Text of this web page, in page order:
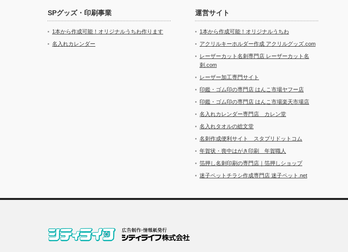
SPグッズ・印刷事業
1本から作成可能！オリジナルうちわ作ります
名入れカレンダー
運営サイト
1本から作成可能！オリジナルうちわ
アクリルキーホルダー作成 アクリルグッズ.com
レーザーカット名刺専門店 レーザーカット名
刺.com
レーザー加工専門サイト
印鑑・ゴム印の専門店 はんこ市場ヤフー店
印鑑・ゴム印の専門店 はんこ市場楽天市場店
名入れカレンダー専門店 カレン堂
名入れタオルの総文堂
名刺作成便利サイト スタプリドットコム
年賀状・喪中はがき印刷 年賀職人
箔押し名刺印刷の専門店｜箔押しショップ
迷子ペットチラシ作成専門店 迷子ペット.net